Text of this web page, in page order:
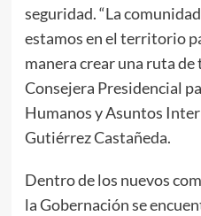
seguridad. “La
estamos en el territorio
manera crear una ruta de
Consejera Presidencial
Humanos y Asuntos
Gutiérrez Castañeda.
Dentro de los nuevos
la Gobernación se